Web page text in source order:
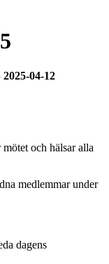
04-12
och hälsar alla
medlemmar under
dagens